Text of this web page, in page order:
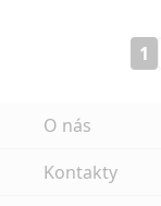
1
O nás
Kontakty